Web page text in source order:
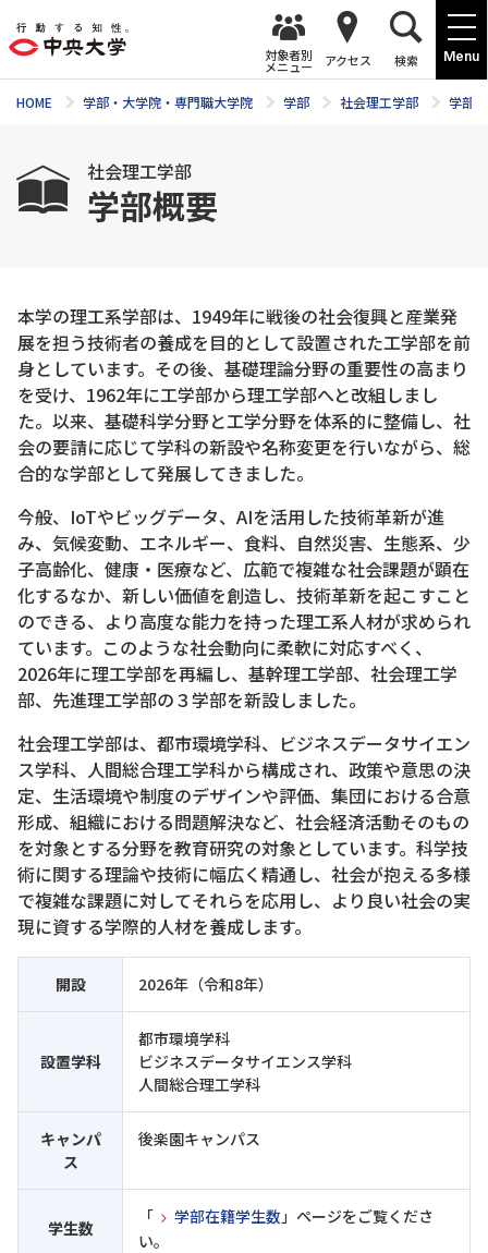
Menu
対象者別
メニュー アクセス 検索
HOME 学部・大学院・専門職大学院 学部 社会理工学部 学部
社会理工学部
学部概要
本学の理工系学部は、1949年に戦後の社会復興と産業発
展を担う技術者の養成を目的として設置された工学部を前
身としています。その後、基礎理論分野の重要性の高まり
を受け、1962年に工学部から理工学部へと改組しまし
た。以来、基礎科学分野と工学分野を体系的に整備し、社
会の要請に応じて学科の新設や名称変更を行いながら、総
合的な学部として発展してきました。
今般、IoTやビッグデータ、AIを活用した技術革新が進
み、気候変動、エネルギー、食料、自然災害、生態系、少
子高齢化、健康・医療など、広範で複雑な社会課題が顕在
化するなか、新しい価値を創造し、技術革新を起こすこと
のできる、より高度な能力を持った理工系人材が求められ
ています。このような社会動向に柔軟に対応すべく、
2026年に理工学部を再編し、基幹理工学部、社会理工学
部、先進理工学部の３学部を新設しました。
社会理工学部は、都市環境学科、ビジネスデータサイエン
ス学科、人間総合理工学科から構成され、政策や意思の決
定、生活環境や制度のデザインや評価、集団における合意
形成、組織における問題解決など、社会経済活動そのもの
を対象とする分野を教育研究の対象としています。科学技
術に関する理論や技術に幅広く精通し、社会が抱える多様
で複雑な課題に対してそれらを応用し、より良い社会の実
現に資する学際的人材を養成します。
開設 2026年（令和8年）
設置学科
都市環境学科
ビジネスデータサイエンス学科
人間総合理工学科
キャンパ
ス
後楽園キャンパス
学生数
「 学部在籍学生数」ページをご覧くださ
い。